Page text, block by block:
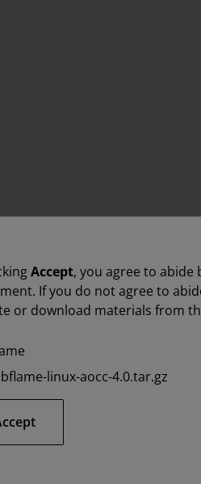
Accept, you agree to
If you do not agree to
or download materials from
linux-aocc-4.0.tar.gz